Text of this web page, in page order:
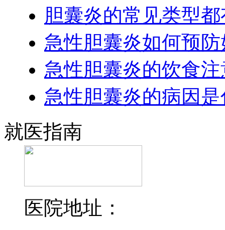
胆囊炎的常见类型
急性胆囊炎如何预防
急性胆囊炎的饮食
急性胆囊炎的病因
就医指南
医院地址：